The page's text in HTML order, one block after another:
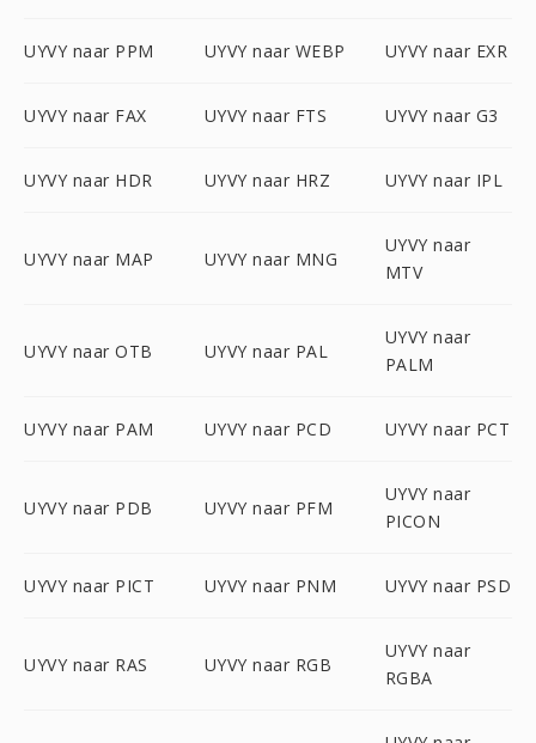
UYVY naar PPM UYVY naar WEBP UYVY naar EXR
UYVY naar FAX UYVY naar FTS UYVY naar G3
UYVY naar HDR UYVY naar HRZ UYVY naar IPL
UYVY naar MAP UYVY naar MNG
UYVY naar
MTV
UYVY naar OTB UYVY naar PAL
UYVY naar
PALM
UYVY naar PAM UYVY naar PCD UYVY naar PCT
UYVY naar PDB UYVY naar PFM
UYVY naar
PICON
UYVY naar PICT UYVY naar PNM UYVY naar PSD
UYVY naar RAS UYVY naar RGB
UYVY naar
RGBA